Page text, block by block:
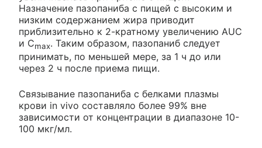
Назначение пазопаниба с пищей с высоким и
низким содержанием жира приводит
приблизительно к 2-кратному увеличению AUC
и Сmax. Таким образом, пазопаниб следует
принимать, по меньшей мере, за 1 ч до или
через 2 ч после приема пищи.
Связывание пазопаниба с белками плазмы
крови in vivo составляло более 99% вне
зависимости от концентрации в диапазоне 10-
100 мкг/мл.